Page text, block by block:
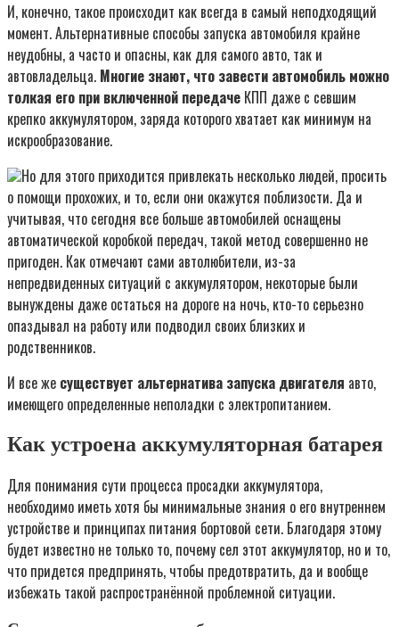
И, конечно, такое происходит как всегда в самый неподходящий
момент. Альтернативные способы запуска автомобиля крайне
неудобны, а часто и опасны, как для самого авто, так и
автовладельца. Многие знают, что завести автомобиль можно
толкая его при включенной передаче КПП даже с севшим
крепко аккумулятором, заряда которого хватает как минимум на
искрообразование.
Но для этого приходится привлекать несколько людей, просить
о помощи прохожих, и то, если они окажутся поблизости. Да и
учитывая, что сегодня все больше автомобилей оснащены
автоматической коробкой передач, такой метод совершенно не
пригоден. Как отмечают сами автолюбители, из-за
непредвиденных ситуаций с аккумулятором, некоторые были
вынуждены даже остаться на дороге на ночь, кто-то серьезно
опаздывал на работу или подводил своих близких и
родственников.
И все же существует альтернатива запуска двигателя авто,
имеющего определенные неполадки с электропитанием.
Как устроена аккумуляторная батарея
Для понимания сути процесса просадки аккумулятора,
необходимо иметь хотя бы минимальные знания о его внутреннем
устройстве и принципах питания бортовой сети. Благодаря этому
будет известно не только то, почему сел этот аккумулятор, но и то,
что придется предпринять, чтобы предотвратить, да и вообще
избежать такой распространённой проблемной ситуации.